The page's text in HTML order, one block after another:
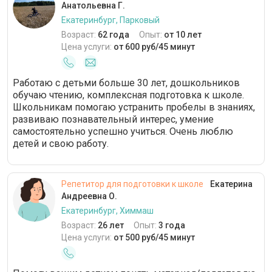
Анатольевна Г.
Екатеринбург, Парковый
Возраст: 62 года Опыт: от 10 лет
Цена услуги: от 600 руб/45 минут
Работаю с детьми больше 30 лет, дошкольников
обучаю чтению, комплексная подготовка к школе.
Школьникам помогаю устранить пробелы в знаниях,
развиваю познавательный интерес, умение
самостоятельно успешно учиться. Очень люблю
детей и свою работу.
Репетитор для подготовки к школе
Екатерина
Андреевна О.
Екатеринбург, Химмаш
Возраст: 26 лет Опыт: 3 года
Цена услуги: от 500 руб/45 минут